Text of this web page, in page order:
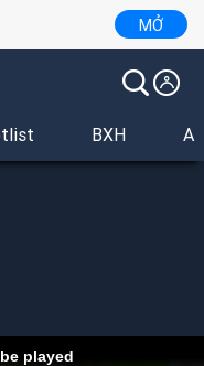
MỞ
BXH
played